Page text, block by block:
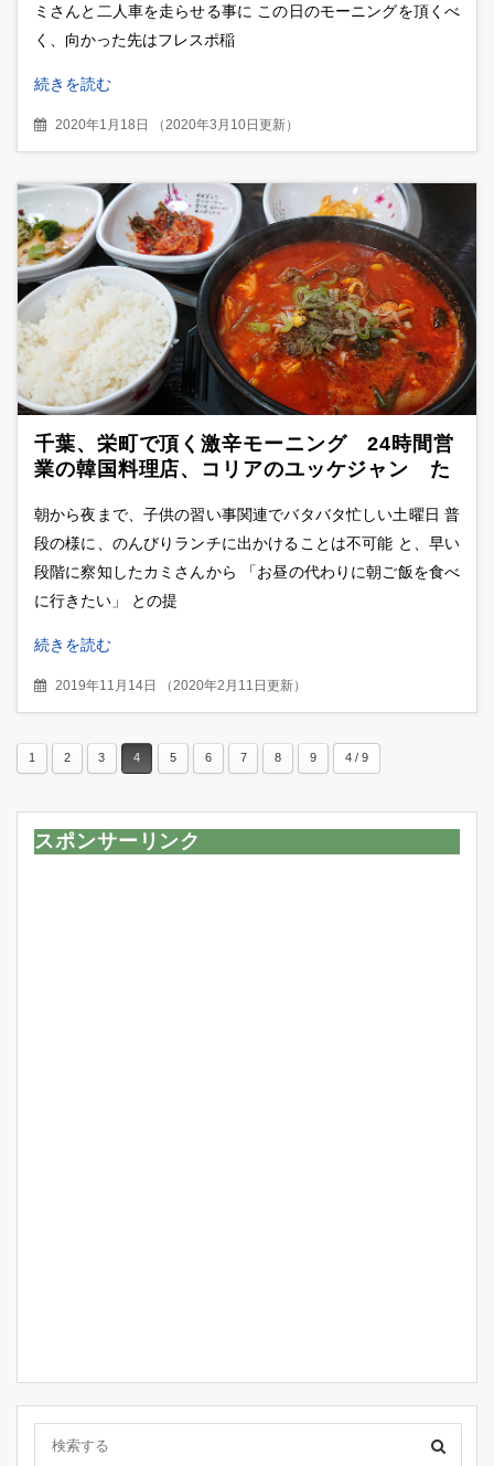
ミさんと二人車を走らせる事に この日のモーニングを頂くべ
く、向かった先はフレスポ稲
続きを読む
2020年1月18日 （ 2020年3月10日更新）
千葉、栄町で頂く激辛モーニング 24時間営
業の韓国料理店、コリアのユッケジャン た
朝から夜まで、子供の習い事関連でバタバタ忙しい土曜日 普
段の様に、のんびりランチに出かけることは不可能 と、早い
段階に察知したカミさんから 「お昼の代わりに朝ご飯を食べ
に行きたい」 との提
続きを読む
2019年11月14日 （ 2020年2月11日更新）
1 2 3 4 5 6 7 8 9 4 / 9
スポンサーリンク